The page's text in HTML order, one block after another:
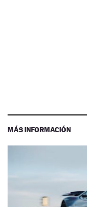
MÁS INFORMACIÓN